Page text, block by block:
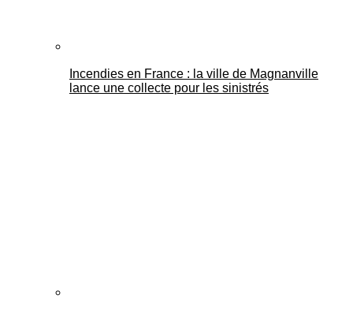
Incendies en France : la ville de Magnanville
lance une collecte pour les sinistrés